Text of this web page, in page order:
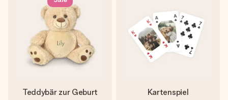
Teddybär zur Geburt Kartenspiel